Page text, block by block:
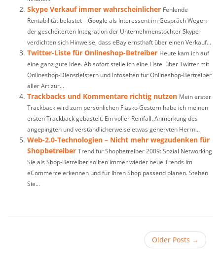
Skype Verkauf immer wahrscheinlicher Fehlende
Rentabilität belastet – Google als Interessent im Gespräch Wegen
der gescheiterten Integration der Unternehmenstochter Skype
verdichten sich Hinweise, dass eBay ernsthaft über einen Verkauf...
Twitter-Liste für Onlineshop-Betreiber Heute kam ich auf
eine ganz gute Idee. Ab sofort stelle ich eine Liste über Twitter mit
Onlineshop-Dienstleistern und Infoseiten für Onlineshop-Bertreiber
aller Art zur...
Trackbacks und Kommentare richtig nutzen Mein erster
Trackback wird zum persönlichen Fiasko Gestern habe ich meinen
ersten Trackback gebastelt. Ein voller Reinfall. Anmerkung des
angepingten und verständlicherweise etwas genervten Herrn...
Web-2.0-Technologien – Nicht mehr wegzudenken für
Shopbetreiber Trend für Shopbetreiber 2009: Sozial Networking
Sie als Shop-Betreiber sollten immer wieder neue Trends im
eCommerce erkennen und für Ihren Shop passend planen. Stehen
Sie...
Older Posts →